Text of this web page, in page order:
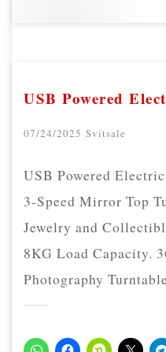
USB Powered
07/24/2025 Svitsale
USB Powered
3-Speed Mirror Top
Jewelry and
8KG Load Capacity.
Photography